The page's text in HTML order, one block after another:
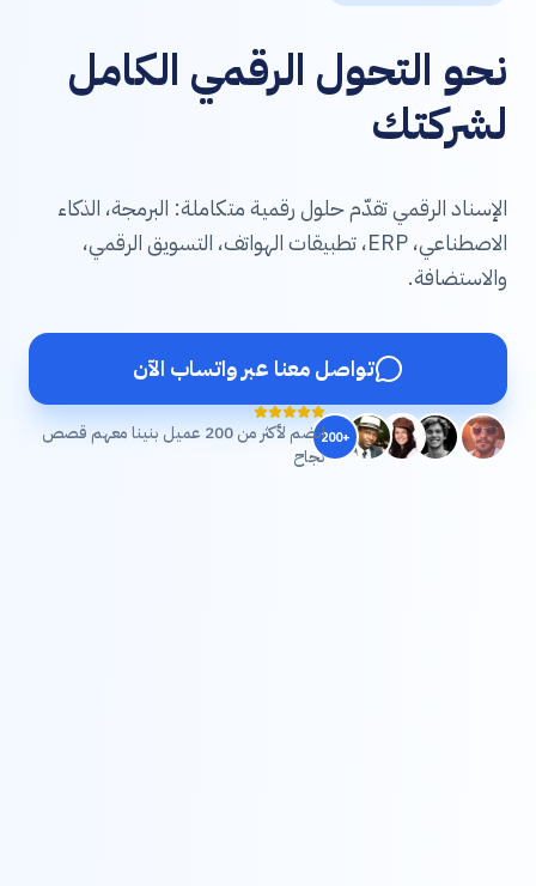
نحو التحول الرقمي الكامل
لشركتك
الإسناد الرقمي تقدّم حلول رقمية متكاملة: البرمجة، الذكاء
الاصطناعي، ERP، تطبيقات الهواتف، التسويق الرقمي،
والاستضافة.
تواصل معنا عبر واتساب الآن
+200
انضم لأكثر من 200 عميل بنينا معهم قصص
نجاح